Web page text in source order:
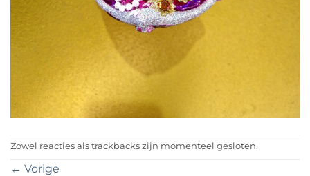
Zowel reacties als trackbacks zijn momenteel gesloten.
← Vorige